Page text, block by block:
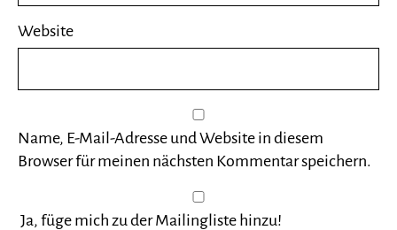
Website
Name, E-Mail-Adresse und Website in diesem
Browser für meinen nächsten Kommentar speichern.
Ja, füge mich zu der Mailingliste hinzu!